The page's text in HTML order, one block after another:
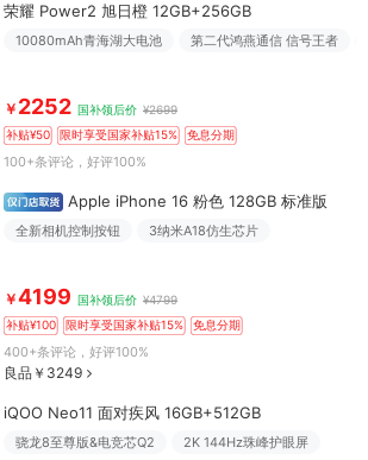
荣耀 Power2 旭日橙 12GB+256GB
10080mAh青海湖大电池 第二代鸿燕通信 信号王者
￥ 2252 国补领后价 ¥2699
补贴¥50
限时享受国家补贴15% 免息分期
100+条评论 ，好评100%
Apple iPhone 16 粉色 128GB 标准版
全新相机控制按钮 3纳米A18仿生芯片
￥4199 国补领后价 ¥4799
补贴¥100
限时享受国家补贴15% 免息分期
400+条评论 ，好评100%
良品￥3249
iQOO Neo11 面对疾风 16GB+512GB
骁龙8至尊版&电竞芯Q2 2K 144Hz珠峰护眼屏